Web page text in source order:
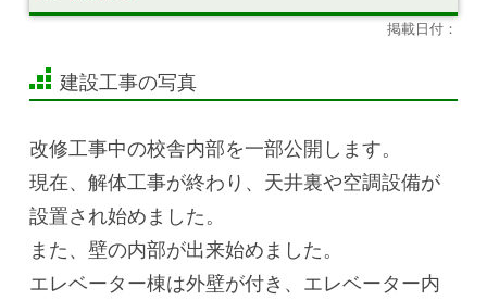
掲載日付：
建設工事の写真
改修工事中の校舎内部を一部公開します。
現在、解体工事が終わり、天井裏や空調設備が
設置され始めました。
また、壁の内部が出来始めました。
エレベーター棟は外壁が付き、エレベーター内